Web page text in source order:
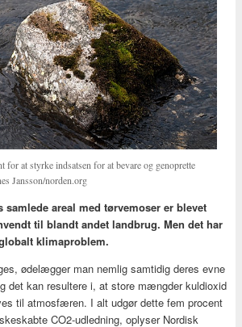
at styrke indsatsen for at bevare og genoprette
Jansson/norden.org
samlede areal med tørvemoser er blevet
til blandt andet landbrug. Men det har
klimaproblem.
ødelægger man nemlig samtidig deres evne
det kan resultere i, at store mængder kuldioxid
til atmosfæren. I alt udgør dette fem procent
CO2-udledning, oplyser Nordisk